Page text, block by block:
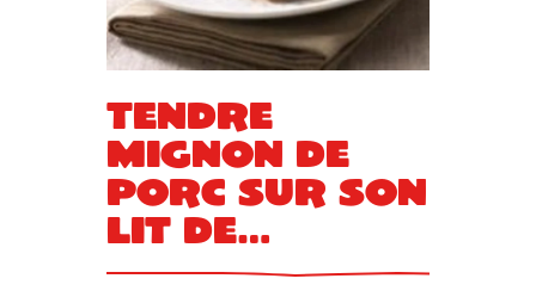
Tendre
mignon de
porc sur son
lit de
poireaux